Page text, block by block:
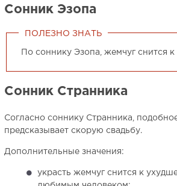
Сонник Эзопа
ПОЛЕЗНО ЗНАТЬ
По соннику Эзопа, жемчуг снится к
Сонник Странника
Согласно соннику Странника,
предсказывает скорую свадьбу.
Дополнительные значения:
украсть жемчуг снится к